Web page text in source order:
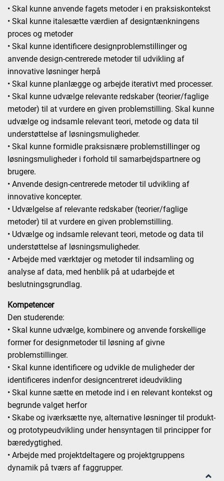
• Skal kunne anvende fagets metoder i en praksiskontekst
• Skal kunne italesætte værdien af designtænkningens
proces og metoder
• Skal kunne identificere designproblemstillinger og
anvende design-centrerede metoder til udvikling af
innovative løsninger herpå
• Skal kunne planlægge og arbejde iterativt med processer.
• Skal kunne udvælge relevante redskaber (teorier/faglige
metoder) til at vurdere en given problemstilling. Skal kunne
udvælge og indsamle relevant teori, metode og data til
understøttelse af løsningsmuligheder.
• Skal kunne formidle praksisnære problemstillinger og
løsningsmuligheder i forhold til samarbejdspartnere og
brugere.
• Anvende design-centrerede metoder til udvikling af
innovative koncepter.
• Udvælgelse af relevante redskaber (teorier/faglige
metoder) til at vurdere en given problemstilling.
• Udvælge og indsamle relevant teori, metode og data til
understøttelse af løsningsmuligheder.
• Arbejde med værktøjer og metoder til indsamling og
analyse af data, med henblik på at udarbejde et
beslutningsgrundlag.
Kompetencer
Den studerende:
• Skal kunne udvælge, kombinere og anvende forskellige
former for designmetoder til løsning af givne
problemstillinger.
• Skal kunne identificere og udvikle de muligheder der
identificeres indenfor designcentreret ideudvikling
• Skal kunne sætte en metode ind i en relevant kontekst og
begrunde valget herfor
• Skabe og iværksætte nye, alternative løsninger til produkt-
og prototypeudvikling under hensyntagen til principper for
bæredygtighed.
• Arbejde med projektdeltagere og projektgruppens
dynamik på tværs af faggrupper.